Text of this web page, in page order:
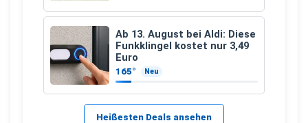
Ab 13. August bei Aldi: Diese
Funkklingel kostet nur 3,49
Euro
165° Neu
Heißesten Deals ansehen